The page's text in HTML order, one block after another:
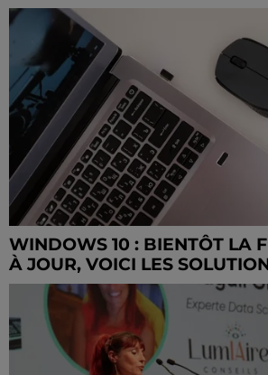
WINDOWS 10 : BIENTÔT LA
À JOUR, VOICI LES